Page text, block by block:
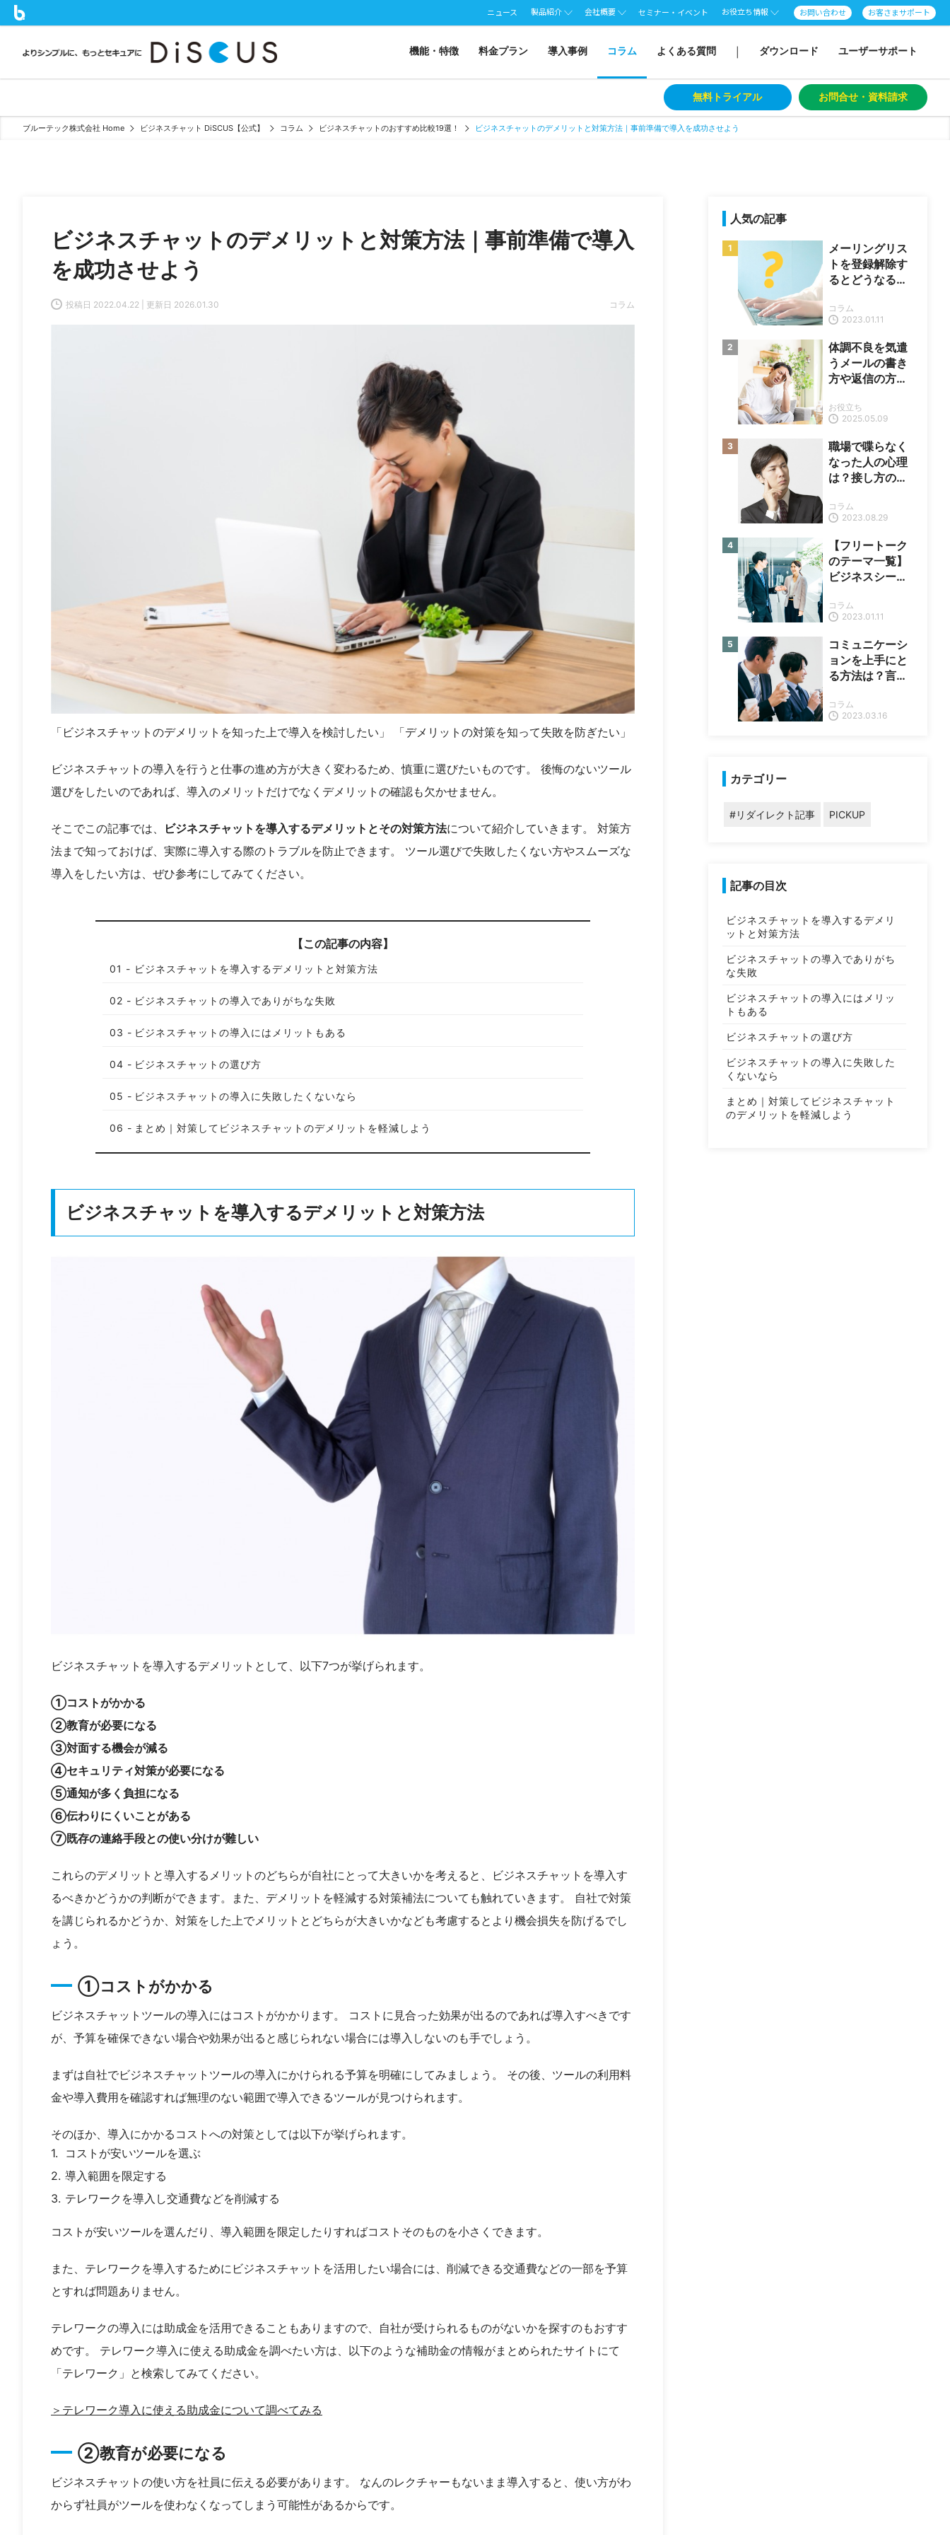
ニュース 製品紹介 会社概要 セミナー・イベント お役立ち情報 お問い合わせ お客さまサポート
機能・特徴 料金プラン 導入事例 コラム よくある質問 ダウンロード ユーザーサポート
無料トライアル お問合せ・資料請求
ブルーテック株式会社 Home ビジネスチャット DiSCUS【公式】 コラム ビジネスチャットのおすすめ比較19選！ ビジネスチャットのデメリットと対策方法｜事前準備で導入を成功させよう
ビジネスチャットのデメリットと対策方法｜事前準備で導入
を成功させよう
投稿日 2022.04.22 | 更新日 2026.01.30 コラム
「ビジネスチャットのデメリットを知った上で導入を検討したい」 「デメリットの対策を知って失敗を防ぎたい」
ビジネスチャットの導入を行うと仕事の進め方が大きく変わるため、慎重に選びたいものです。 後悔のないツール
選びをしたいのであれば、導入のメリットだけでなくデメリットの確認も欠かせません。
そこでこの記事では、 ビジネスチャットを導入するデメリットとその対策方法について紹介していきます。 対策方
法まで知っておけば、実際に導入する際のトラブルを防止できます。 ツール選びで失敗したくない方やスムーズな
導入をしたい方は、ぜひ参考にしてみてください。
【この記事の内容】
ビジネスチャットを導入するデメリットと対策方法
ビジネスチャットの導入でありがちな失敗
ビジネスチャットの導入にはメリットもある
ビジネスチャットの選び方
ビジネスチャットの導入に失敗したくないなら
まとめ｜対策してビジネスチャットのデメリットを軽減しよう
ビジネスチャットを導入するデメリットと対策方法
ビジネスチャットを導入するデメリットとして、以下7つが挙げられます。
①コストがかかる
②教育が必要になる
③対面する機会が減る
④セキュリティ対策が必要になる
⑤通知が多く負担になる
⑥伝わりにくいことがある
⑦既存の連絡手段との使い分けが難しい
これらのデメリットと導入するメリットのどちらが自社にとって大きいかを考えると、ビジネスチャットを導入す
るべきかどうかの判断ができます。また、デメリットを軽減する対策補法についても触れていきます。 自社で対策
を講じられるかどうか、対策をした上でメリットとどちらが大きいかなども考慮するとより機会損失を防げるでし
ょう。
①コストがかかる
ビジネスチャットツールの導入にはコストがかかります。 コストに見合った効果が出るのであれば導入すべきです
が、予算を確保できない場合や効果が出ると感じられない場合には導入しないのも手でしょう。
まずは自社でビジネスチャットツールの導入にかけられる予算を明確にしてみましょう。 その後、ツールの利用料
金や導入費用を確認すれば無理のない範囲で導入できるツールが見つけられます。
そのほか、導入にかかるコストへの対策としては以下が挙げられます。
コストが安いツールを選ぶ
導入範囲を限定する
テレワークを導入し交通費などを削減する
コストが安いツールを選んだり、導入範囲を限定したりすればコストそのものを小さくできます。
また、テレワークを導入するためにビジネスチャットを活用したい場合には、削減できる交通費などの一部を予算
とすれば問題ありません。
テレワークの導入には助成金を活用できることもありますので、自社が受けられるものがないかを探すのもおすす
めです。 テレワーク導入に使える助成金を調べたい方は、以下のような補助金の情報がまとめられたサイトにて
「テレワーク」と検索してみてください。
＞テレワーク導入に使える助成金について調べてみる
②教育が必要になる
ビジネスチャットの使い方を社員に伝える必要があります。 なんのレクチャーもないまま導入すると、使い方がわ
からず社員がツールを使わなくなってしまう可能性があるからです。
人気の記事
メーリングリス
トを登録解除す
るとどうなる？
からない方法
2023.01.11
コラム
体調不良を気遣
うメールの書き
方や返信の方法
り】
2025.05.09
お役立ち
職場で喋らなく
なった人の心理
は？接し方のコ
善方法
2023.08.29
コラム
【フリートーク
のテーマ一覧】
ビジネスシーン
るためのテクニ
ック2023.01.11
コラム
コミュニケーシ
ョンを上手にと
る方法は？言い
めるポイントを
紹介2023.03.16
コラム
カテゴリー
#リダイレクト記事 PICKUP
記事の目次
ビジネスチャットを導入するデメリ
ットと対策方法
ビジネスチャットの導入でありがち
な失敗
ビジネスチャットの導入にはメリッ
トもある
ビジネスチャットの選び方
ビジネスチャットの導入に失敗した
くないなら
まとめ｜対策してビジネスチャット
のデメリットを軽減しよう